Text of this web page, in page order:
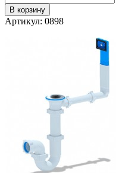
В корзину
Артикул: 0898